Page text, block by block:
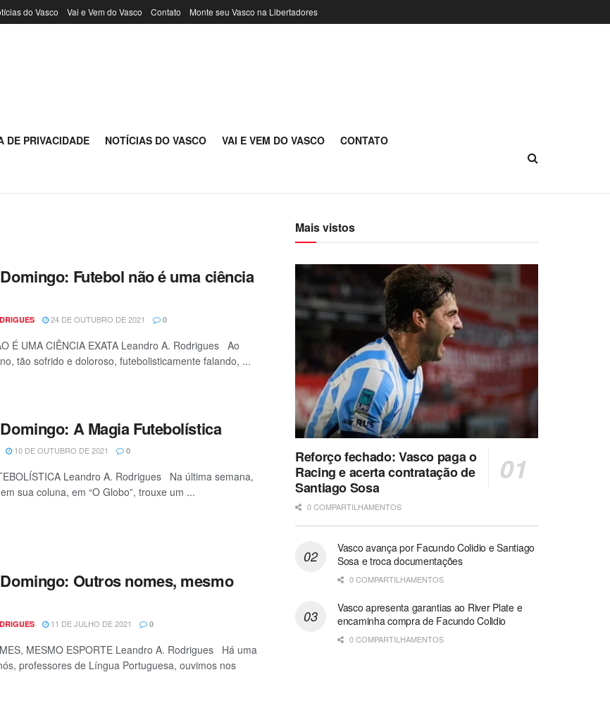
do Vasco Vai e Vem do Vasco Contato Monte seu Vasco na Libertadores
DE PRIVACIDADE NOTÍCIAS DO VASCO VAI E VEM DO VASCO CONTATO
Futebol não é uma ciência
24 DE OUTUBRO DE 2021 0
É UMA CIÊNCIA EXATA Leandro A. Rodrigues Ao
tão sofrido e doloroso, futebolisticamente falando, ...
A Magia Futebolística
10 DE OUTUBRO DE 2021 0
Leandro A. Rodrigues Na última semana,
sua coluna, em “O Globo”, trouxe um ...
Outros nomes, mesmo
11 DE JULHO DE 2021 0
MESMO ESPORTE Leandro A. Rodrigues Há uma
professores de Língua Portuguesa, ouvimos nos
Mais vistos
Reforço fechado: Vasco paga o
Racing e acerta contratação de
Santiago Sosa
0 COMPARTILHAMENTOS
Vasco avança por Facundo Colidio e Santiago
Sosa e troca documentações
0 COMPARTILHAMENTOS
Vasco apresenta garantias ao River Plate e
encaminha compra de Facundo Colidio
0 COMPARTILHAMENTOS